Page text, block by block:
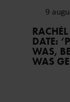
9
DATE:
WAS,
WAS